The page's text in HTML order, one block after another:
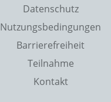
Datenschutz
Nutzungsbedingungen
Barrierefreiheit
Teilnahme
Kontakt